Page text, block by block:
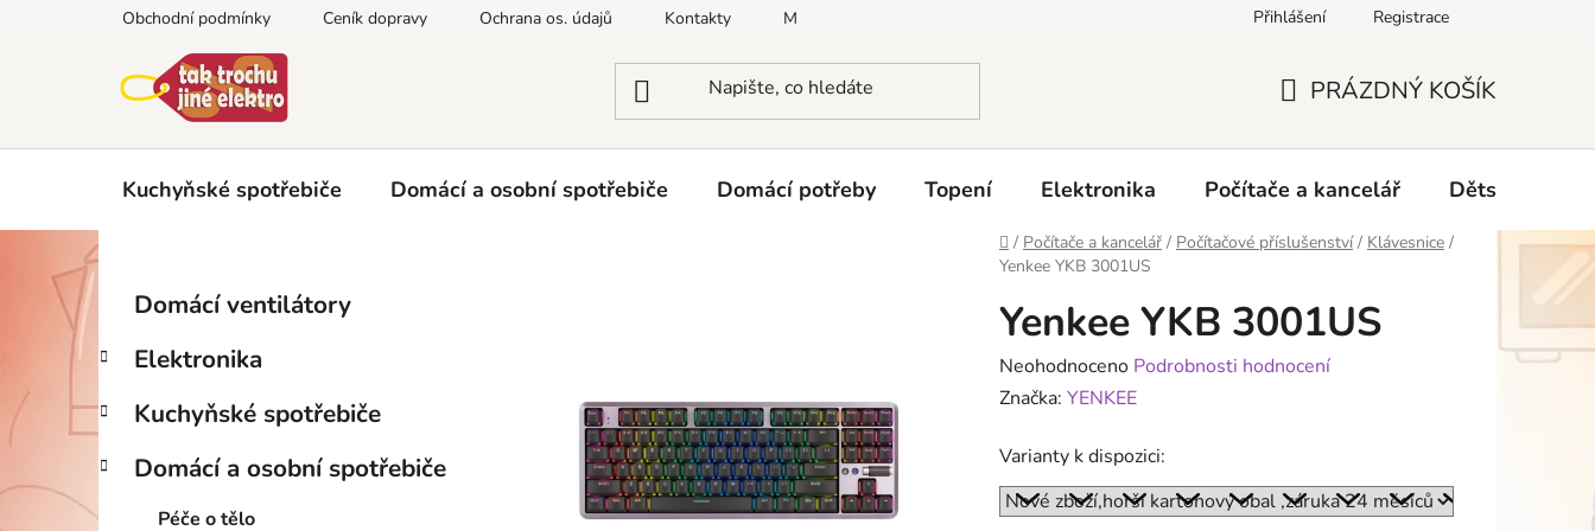
Obchodní podmínky Ceník dopravy Ochrana os. údajů Kontakty Moje objednávka Přihlášení Registrace
KOŠÍK
PRÁZDNÝ KOŠÍK
Kuchyňské spotřebiče Domácí a osobní spotřebiče Domácí potřeby Topení Elektronika Počítače a kancelář Dětské zboží
Domů
/ Počítače a kancelář / Počítačové příslušenství / Klávesnice /
Yenkee YKB 3001US
s
r
a
n
n
Přeskočit
kategorie
e
o
r
i
Domácí ventilátory
Elektronika
Kuchyňské spotřebiče
Domácí a osobní spotřebiče
Péče o tělo
Yenkee YKB 3001US
Průměrné
hodnocení
je
0,0
z
Neohodnoceno Podrobnosti hodnocení
Značka: YENKEE
Varianty k dispozici: